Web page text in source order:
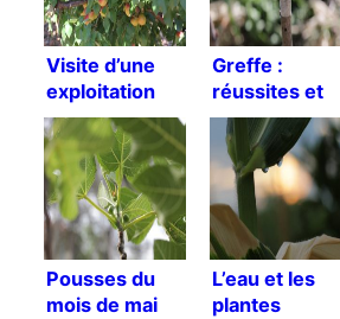
Visite d’une
exploitation
Greffe :
réussites et
échecs
Pousses du
mois de mai
L’eau et les
plantes